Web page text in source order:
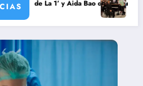
La 1’ y Aida Bao da el salto aAdiós a